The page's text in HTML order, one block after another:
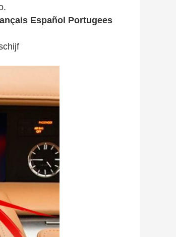
Español Portugees